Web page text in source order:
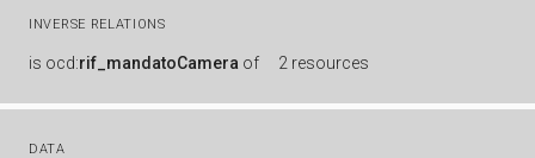
INVERSE RELATIONS
is ocd:rif_mandatoCamera of 2 resources
DATA